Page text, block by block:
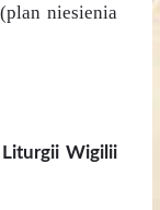
niesienia
Liturgii Wigilii